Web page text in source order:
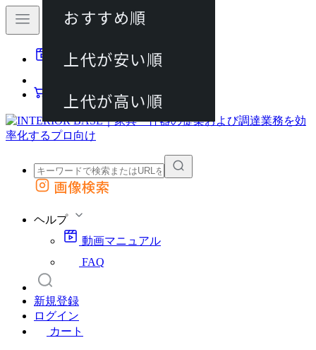
動画マニュアル
カート
外部サイトの商品をカートに追加
画像検索
ヘルプ
動画マニュアル
FAQ
新規登録
ログイン
カート
おすすめ順
上代が安い順
上代が高い順